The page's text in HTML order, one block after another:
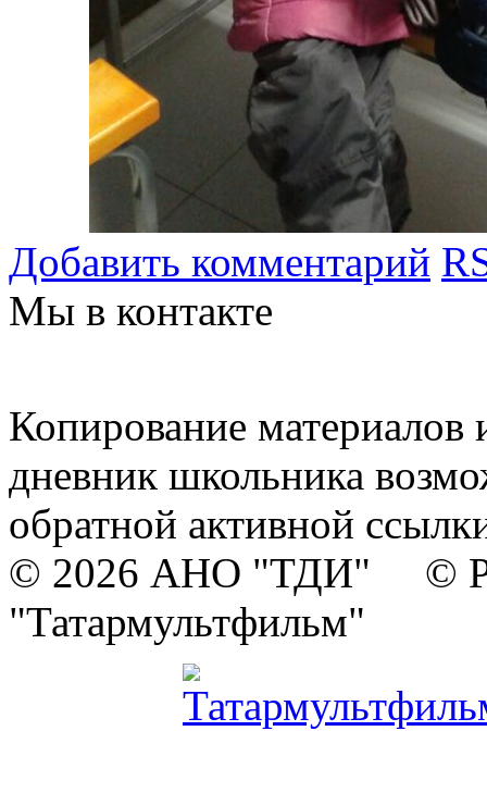
Добавить комментарий
Мы в контакте
Копирование материалов
дневник школьника
обратной активной
© 2026 АНО "ТДИ" ©
"Татармультфильм"